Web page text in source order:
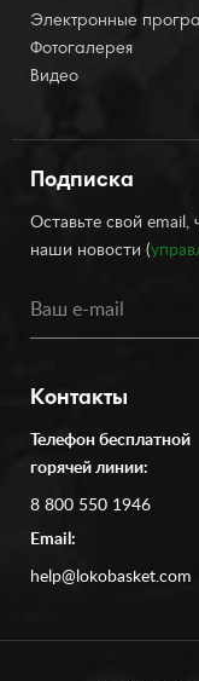
Электронные
Фотогалерея
Видео
Подписка
Оставьте свой email,
наши новости (
Контакты
Телефон бесплатной
горячей линии:
8 800 550 1946
Email:
help@lokobasket.com